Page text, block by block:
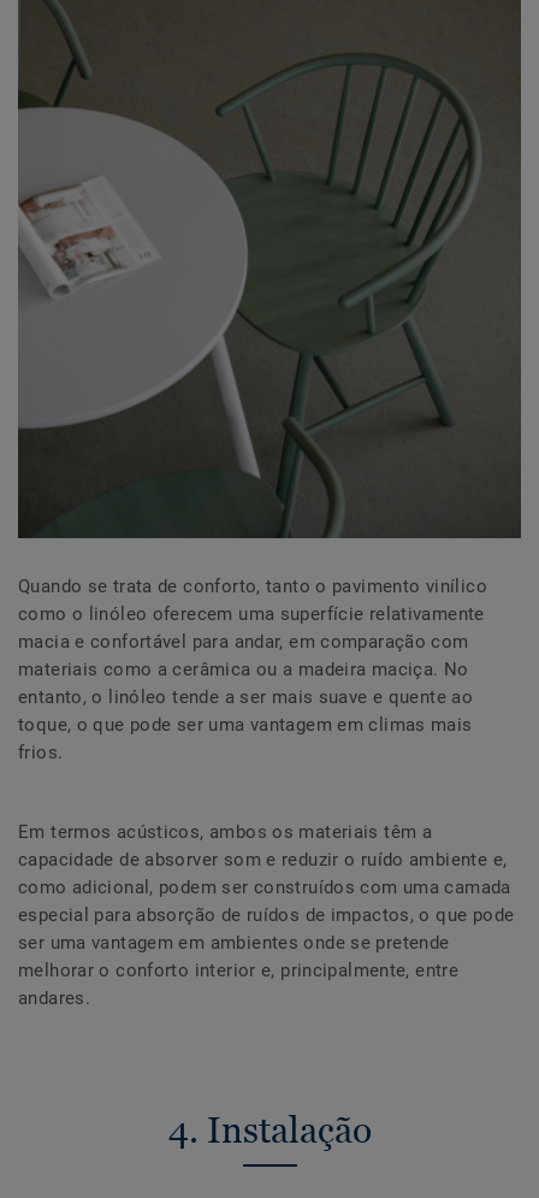
Quando se trata de conforto, tanto o pavimento vinílico
como o linóleo oferecem uma superfície relativamente
macia e confortável para andar, em comparação com
materiais como a cerâmica ou a madeira maciça. No
entanto, o linóleo tende a ser mais suave e quente ao
toque, o que pode ser uma vantagem em climas mais
frios.
Em termos acústicos, ambos os materiais têm a
capacidade de absorver som e reduzir o ruído ambiente e,
como adicional, podem ser construídos com uma camada
especial para absorção de ruídos de impactos, o que pode
ser uma vantagem em ambientes onde se pretende
melhorar o conforto interior e, principalmente, entre
andares.
4. Instalação